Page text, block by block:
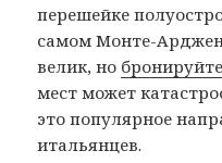
перешейке
самом Монте-
велик, но
мест может
это популярное
итальянцев.